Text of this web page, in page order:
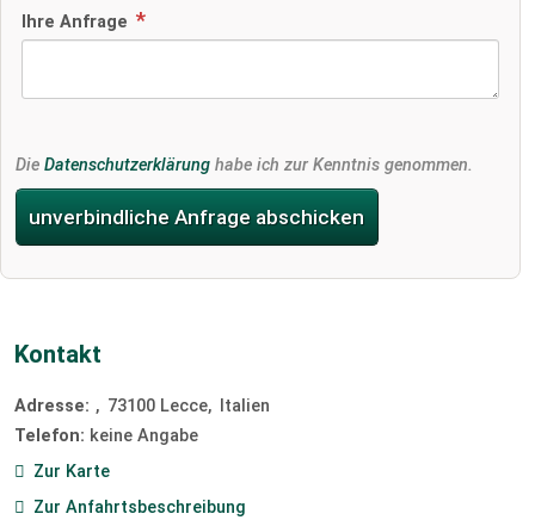
Ihre Anfrage
Die Datenschutzerklärung habe ich zur Kenntnis genommen.
unverbindliche Anfrage abschicken
Kontakt
Adresse: 73100 Lecce
Italien
Telefon: keine Angabe
Zur Karte
Zur Anfahrtsbeschreibung